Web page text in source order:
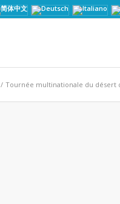
/ Tournée multinationale du désert